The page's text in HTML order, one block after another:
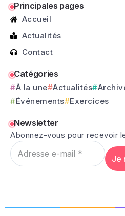
Principales pages
Accueil
Actualités
Contact
Catégories
À la une Actualités
Événements
Exercices
Newsletter
Abonnez-vous pour recevoir